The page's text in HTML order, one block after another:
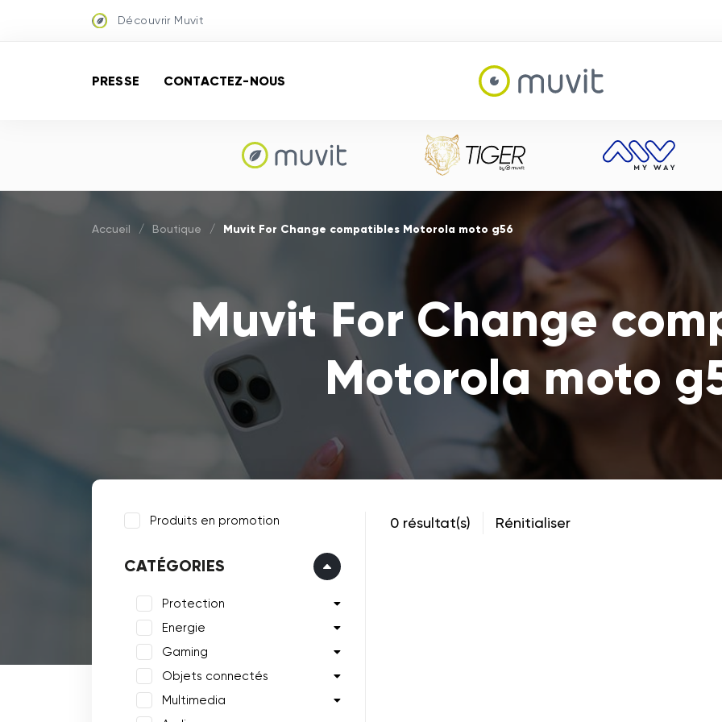
Découvrir Muvit
PRESSE CONTACTEZ-NOUS
Accueil / Boutique / Muvit For Change compatibles Motorola moto g56
Muvit For Change
Motorola moto
Produits en promotion
CATÉGORIES
Protection
Energie
Gaming
Objets connectés
Multimedia
0 résultat(s) Rénitialiser